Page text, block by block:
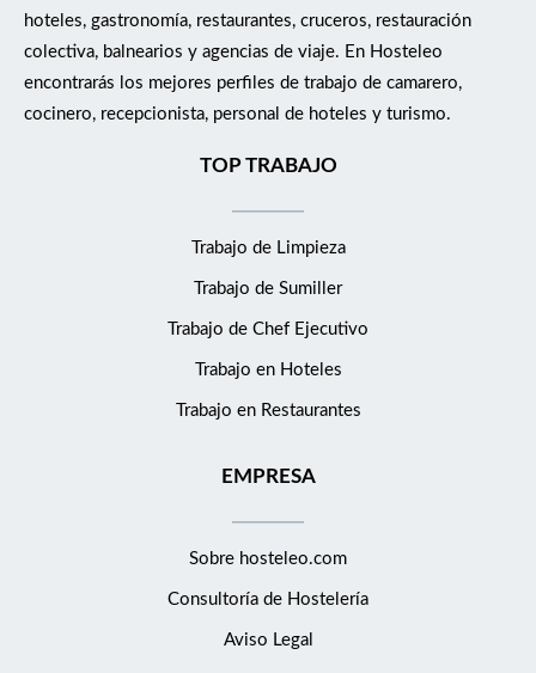
hoteles, gastronomía, restaurantes, cruceros, restauración
colectiva, balnearios y agencias de viaje. En Hosteleo
encontrarás los mejores perfiles de trabajo de camarero,
cocinero, recepcionista, personal de hoteles y turismo.
TOP TRABAJO
Trabajo de Limpieza
Trabajo de Sumiller
Trabajo de Chef Ejecutivo
Trabajo en Hoteles
Trabajo en Restaurantes
EMPRESA
Sobre hosteleo.com
Consultoría de Hostelería
Aviso Legal